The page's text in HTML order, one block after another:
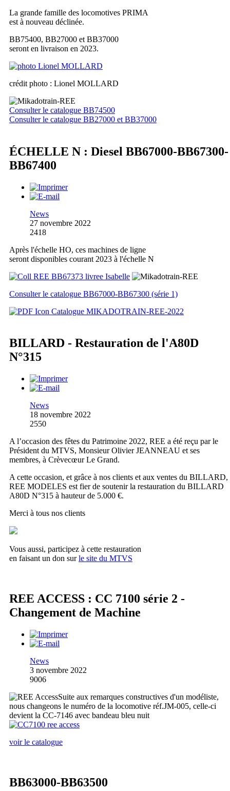
La grande famille des locomotives PRIMA
est à nouveau déclinée.
BB75400, BB27000 et BB37000
seront en livraison en 2023.
crédit photo : Lionel MOLLARD
Consulter le catalogue BB74500
Consulter le catalogue BB27000 et BB37000
ÉCHELLE N : Diesel BB67000-BB67300-
BB67400
News
27 novembre 2022
2418
Après l'échelle HO, ces machines de ligne
seront disponibles courant 2023 à l'échelle N
Consulter le catalogue BB67000-BB67300 (série 1)
Catalogue MIKADOTRAIN-REE-2022
BILLARD - Restauration de l'A80D
N°315
News
18 novembre 2022
2550
A l’occasion des fêtes du Patrimoine 2022, REE a été reçu par le
Président du MTVS, Monsieur Olivier JEANNEAU et ses
membres, à Crèvecœur Le Grand.
A cette occasion, et grâce à nos clients et aux ventes du BILLARD,
REE MODELES est fier de soutenir la restauration du BILLARD
A80D N°315 à hauteur de 5.000 €.
Merci à tous nos clients
Vous aussi, participez à cette restauration
en faisant un don surle site du MTVS
REE ACCESS : CC 7100 série 2 -
Changement de Machine
News
3 novembre 2022
9006
Suite aux remarques constructives d'un modéliste,
nous changeons le numéro de la locomotive réf.JM-005, celle-ci
devient la CC-7146 avec bandeau bleu nuit
voir le catalogue
BB63000-BB63500